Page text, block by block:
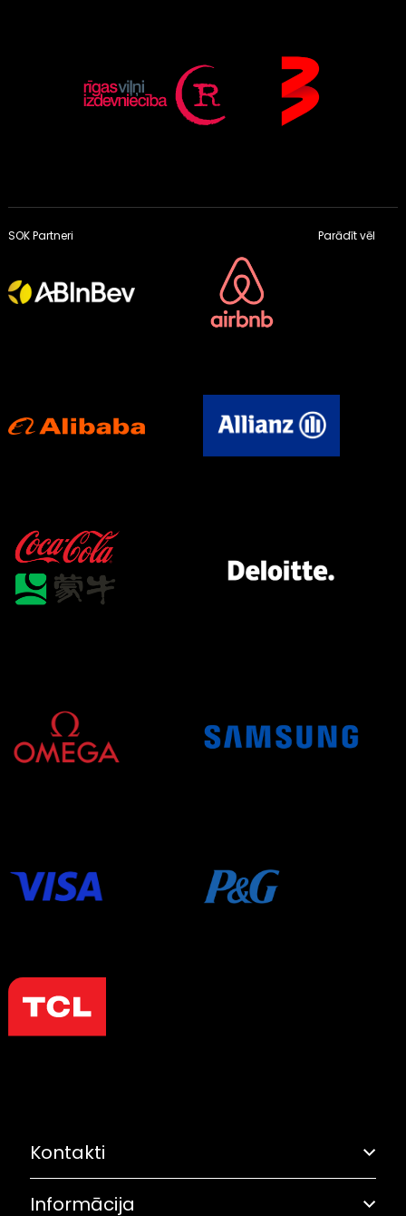
SOK Partneri Parādīt vēl
Kontakti
Adrese: Grostonas iela 6B, Rīga
Informācija